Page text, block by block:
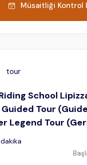
Müsaitliği Kontrol
tour
School
Tour
Legend Tour